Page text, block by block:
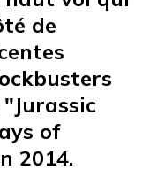
de
of
2014.